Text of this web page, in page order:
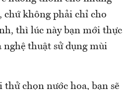
chứ không phải chỉ cho
thì lúc này bạn mới thực
nghệ thuật sử dụng mùi
chọn nước hoa, bạn sẽ